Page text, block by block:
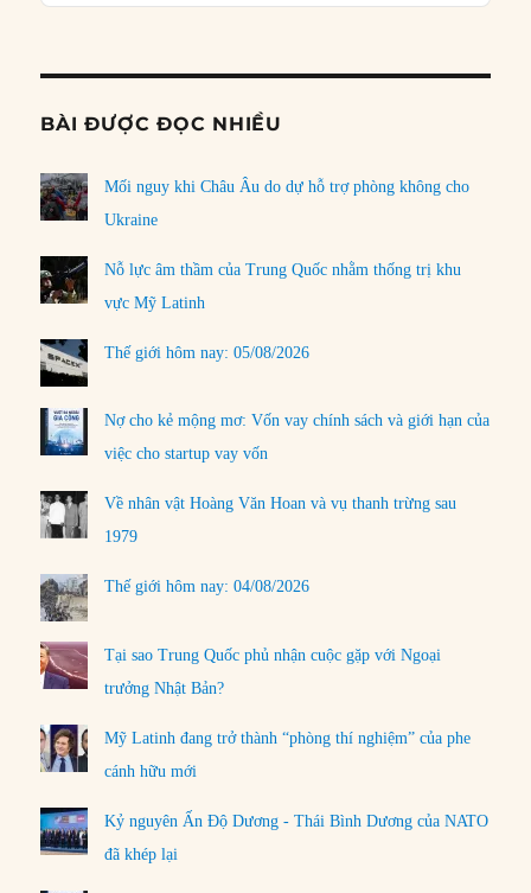
BÀI ĐƯỢC ĐỌC NHIỀU
Mối nguy khi Châu Âu do dự hỗ trợ phòng không cho
Ukraine
Nỗ lực âm thầm của Trung Quốc nhằm thống trị khu
vực Mỹ Latinh
Thế giới hôm nay: 05/08/2026
Nợ cho kẻ mộng mơ: Vốn vay chính sách và giới hạn của
việc cho startup vay vốn
Về nhân vật Hoàng Văn Hoan và vụ thanh trừng sau
1979
Thế giới hôm nay: 04/08/2026
Tại sao Trung Quốc phủ nhận cuộc gặp với Ngoại
trưởng Nhật Bản?
Mỹ Latinh đang trở thành “phòng thí nghiệm” của phe
cánh hữu mới
Kỷ nguyên Ấn Độ Dương - Thái Bình Dương của NATO
đã khép lại